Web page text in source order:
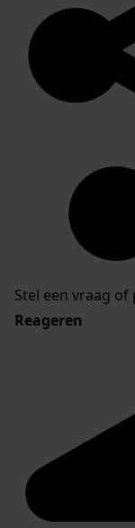
Stel een vraag
Reageren